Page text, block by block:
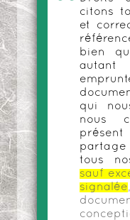
citons
et
bien
autant
qui
nous
tous
sauf
signalée